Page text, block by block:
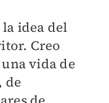
idea del
Creo
vida de
de